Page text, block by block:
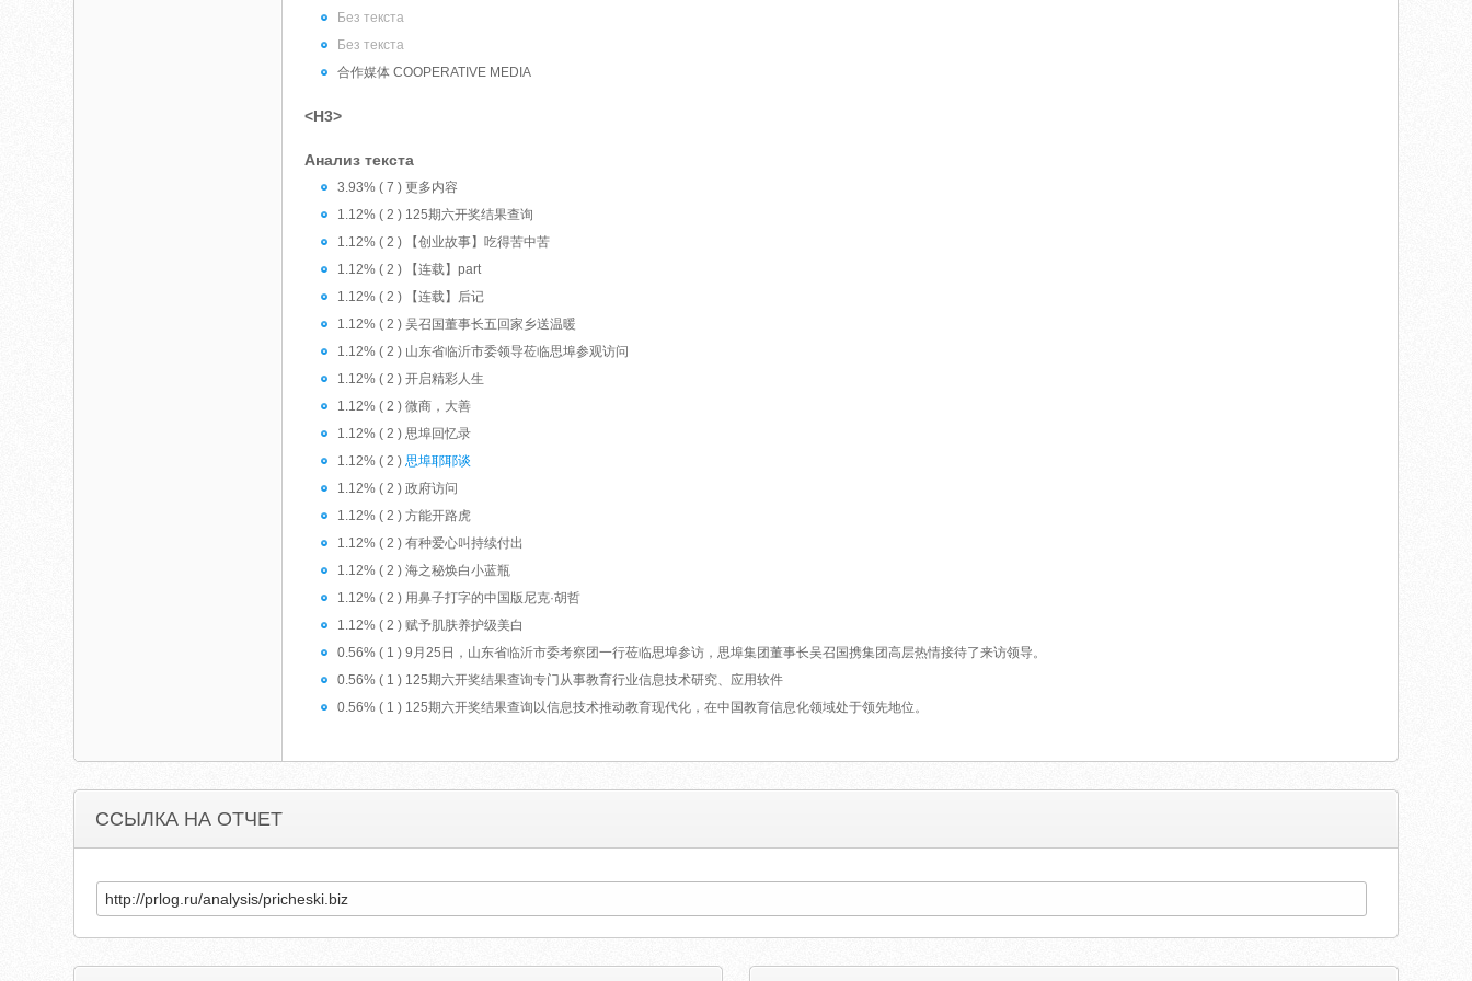
Без текста
Без текста
合作媒体 COOPERATIVE MEDIA
<H3>
Анализ текста
3.93% ( 7 ) 更多内容
1.12% ( 2 ) 125期六开奖结果查询
1.12% ( 2 ) 【创业故事】吃得苦中苦
1.12% ( 2 ) 【连载】part
1.12% ( 2 ) 【连载】后记
1.12% ( 2 ) 吴召国董事长五回家乡送温暖
1.12% ( 2 ) 山东省临沂市委领导莅临思埠参观访问
1.12% ( 2 ) 开启精彩人生
1.12% ( 2 ) 微商，大善
1.12% ( 2 ) 思埠回忆录
1.12% ( 2 )思埠耶耶谈
1.12% ( 2 ) 政府访问
1.12% ( 2 ) 方能开路虎
1.12% ( 2 ) 有种爱心叫持续付出
1.12% ( 2 ) 海之秘焕白小蓝瓶
1.12% ( 2 ) 用鼻子打字的中国版尼克·胡哲
1.12% ( 2 ) 赋予肌肤养护级美白
0.56% ( 1 ) 9月25日，山东省临沂市委考察团一行莅临思埠参访，思埠集团董事长吴召国携集团高层热情接待了来访领导。
0.56% ( 1 ) 125期六开奖结果查询专门从事教育行业信息技术研究、应用软件
0.56% ( 1 ) 125期六开奖结果查询以信息技术推动教育现代化，在中国教育信息化领域处于领先地位。
ССЫЛКА НА ОТЧЕТ